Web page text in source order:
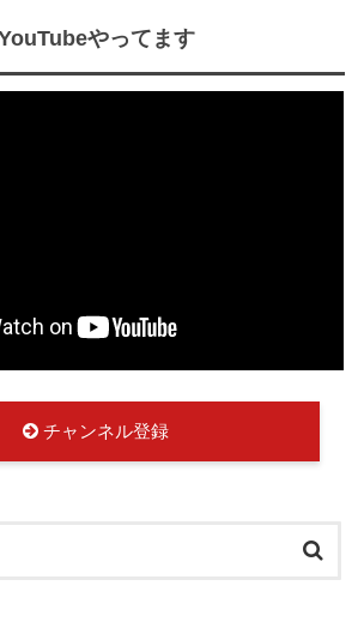
やってます
チャンネル登録